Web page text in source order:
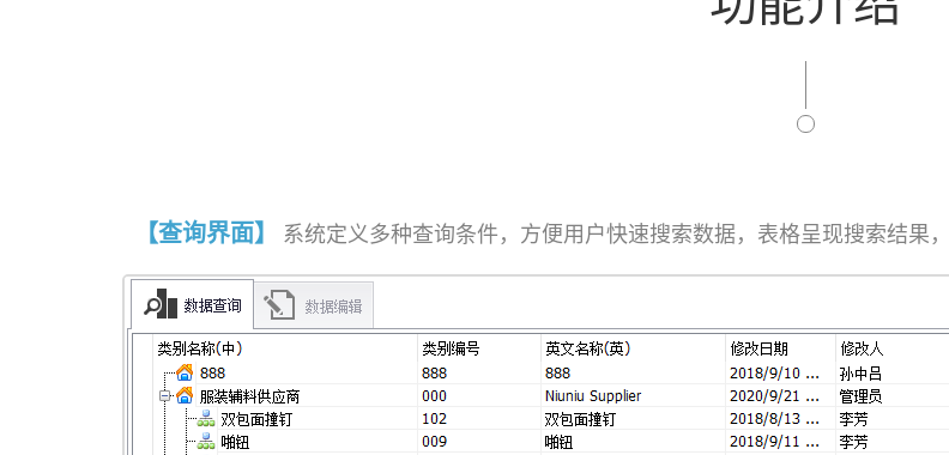
【查询界面】 系统定义多种查询条件，方便用户快速搜索数据，表格呈现搜索结果